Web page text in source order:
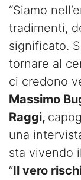
“Siamo
tradimenti,
significato.
tornare al
ci credono
Massimo
Raggi,
una
sta vivendo
“Il vero